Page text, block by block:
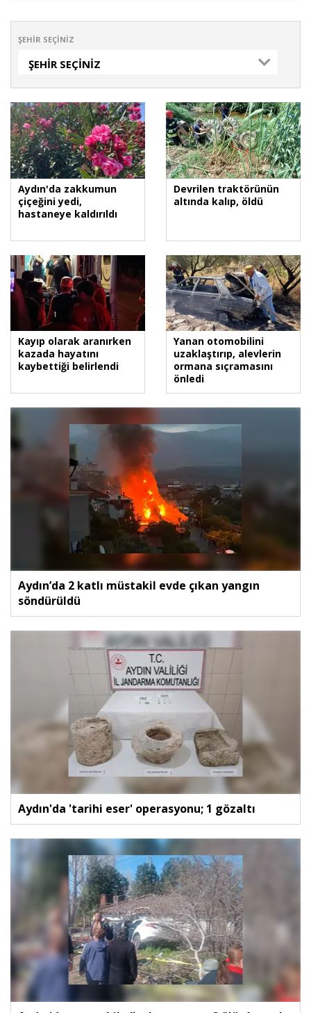
ŞEHIR SEÇINIZ
ŞEHIR SEÇINIZ
Aydın'da zakkumun
çiçeğini yedi,
hastaneye kaldırıldı
Devrilen traktörünün
altında kalıp, öldü
Kayıp olarak aranırken
kazada hayatını
kaybettiği belirlendi
Yanan otomobilini
uzaklaştırıp, alevlerin
ormana sıçramasını
önledi
Aydın’da 2 katlı müstakil evde çıkan yangın
söndürüldü
Aydın'da 'tarihi eser' operasyonu; 1 gözaltı